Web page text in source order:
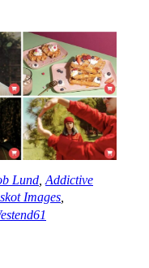
Lund Addictive
Images